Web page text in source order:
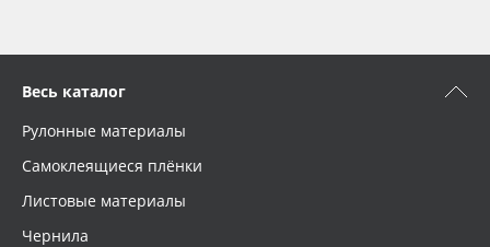
Весь каталог
Рулонные материалы
Самоклеящиеся плёнки
Листовые материалы
Чернила